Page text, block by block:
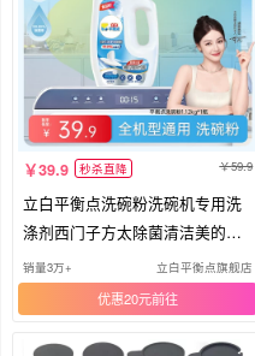
39.9 秒杀直降 59.9
立白平衡点洗碗粉洗碗机专用洗
涤剂西门子方太除菌清洁美的清
洗剂
销量3万+ 立白平衡点旗舰店
优惠20元